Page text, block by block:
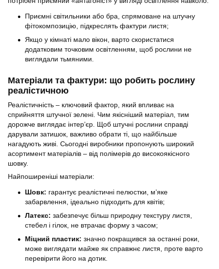
Приємні світильники або бра, спрямоване на штучну
фітокомпозицію, підкреслять фактури листя;
Якщо у кімнаті мало вікон, варто скористатися
додатковим точковим освітленням, щоб рослини не
виглядали тьмяними.
Матеріали та фактури: що робить рослину
реалістичною
Реалістичність – ключовий фактор, який впливає на
сприйняття штучної зелені. Чим якісніший матеріал, тим
дорожче виглядає інтер’єр. Щоб штучні рослини справді
дарували затишок, важливо обрати ті, що найбільше
нагадують живі. Сьогодні виробники пропонують широкий
асортимент матеріалів – від полімерів до високоякісного
шовку.
Найпоширеніші матеріали:
Шовк: гарантує реалістичні пелюстки, м’яке
забарвлення, ідеально підходить для квітів;
Латекс: забезпечує більш природну текстуру листя,
стебел і гілок, не втрачає форму з часом;
Міцний пластик: значно покращився за останні роки,
може виглядати майже як справжнє листя, проте варто
перевірити його на дотик.